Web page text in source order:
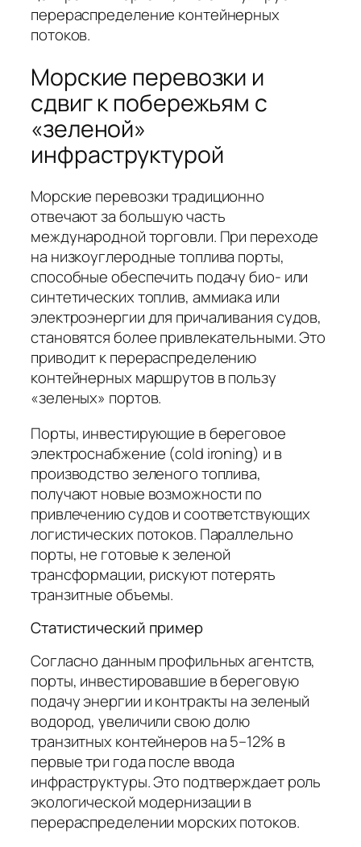
перераспределение контейнерных
потоков.
Морские перевозки и
сдвиг к побережьям с
«зеленой»
инфраструктурой
Морские перевозки традиционно
отвечают за большую часть
международной торговли. При переходе
на низкоуглеродные топлива порты,
способные обеспечить подачу био- или
синтетических топлив, аммиака или
электроэнергии для причаливания судов,
становятся более привлекательными. Это
приводит к перераспределению
контейнерных маршрутов в пользу
«зеленых» портов.
Порты, инвестирующие в береговое
электроснабжение (cold ironing) и в
производство зеленого топлива,
получают новые возможности по
привлечению судов и соответствующих
логистических потоков. Параллельно
порты, не готовые к зеленой
трансформации, рискуют потерять
транзитные объемы.
Статистический пример
Согласно данным профильных агентств,
порты, инвестировавшие в береговую
подачу энергии и контракты на зеленый
водород, увеличили свою долю
транзитных контейнеров на 5–12% в
первые три года после ввода
инфраструктуры. Это подтверждает роль
экологической модернизации в
перераспределении морских потоков.